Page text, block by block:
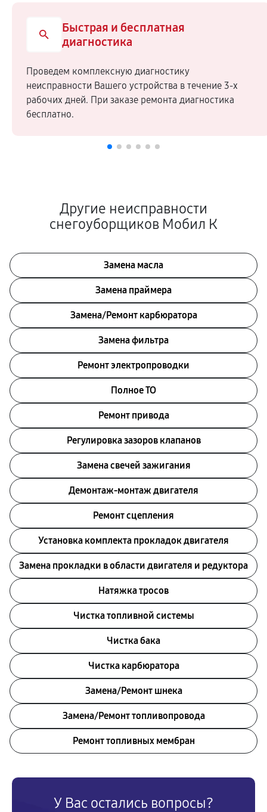
Быстрая и бесплатная
диагностика
Проведем комплексную диагностику
неисправности Вашего устройства в течение 3-х
рабочих дней. При заказе ремонта диагностика
бесплатно.
Другие неисправности
снегоуборщиков Мобил К
Замена масла
Замена праймера
Замена/Pемонт карбюратора
Замена фильтра
Ремонт электропроводки
Полное ТО
Ремонт привода
Регулировка зазоров клапанов
Замена свечей зажигания
Демонтаж-монтаж двигателя
Ремонт сцепления
Установка комплекта прокладок двигателя
Замена прокладки в области двигателя и редуктора
Натяжка тросов
Чистка топливной системы
Чистка бака
Чистка карбюратора
Замена/Pемонт шнека
Замена/Pемонт топливопровода
Ремонт топливных мембран
У Вас остались вопросы?